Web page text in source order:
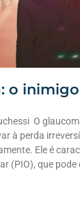
o
O
à perda
Ele é
(PIO), que